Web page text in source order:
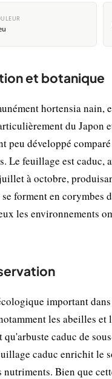
et botanique
hortensia nain,
du Japon
peu développé
Le feuillage est caduc,
à octobre,
forment en
les environnements
important
les abeilles
caduc de
caduc enrichit le
Bien que